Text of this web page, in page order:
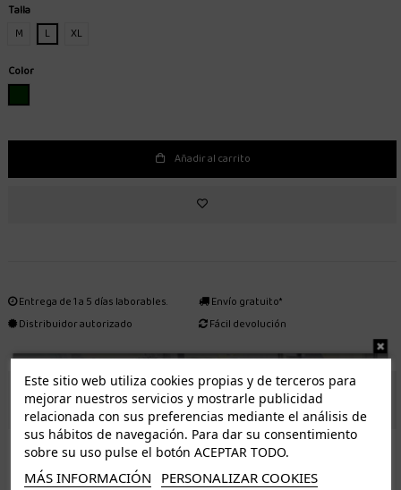
Talla
M
L
XL
Color
Añadir al carrito
Entrega de 1 a 5 días laborables.
Distribuidor autorizado
Envío gratuito*
Fácil devolución
ENVÍO GRATUITO *
ISLAS CANARIAS
Tenerife 3.50€. Gratis a partir de 50€
Este sitio web utiliza cookies propias y de terceros para
mejorar nuestros servicios y mostrarle publicidad
relacionada con sus preferencias mediante el análisis de
sus hábitos de navegación. Para dar su consentimiento
sobre su uso pulse el botón ACEPTAR TODO.
MÁS INFORMACIÓN PERSONALIZAR COOKIES